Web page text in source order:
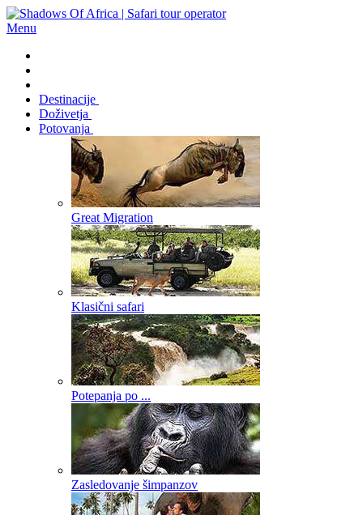
Menu
Destinacije
Doživetja
Potovanja
Great Migration
Klasični safari
Potepanja po ...
Zasledovanje šimpanzov